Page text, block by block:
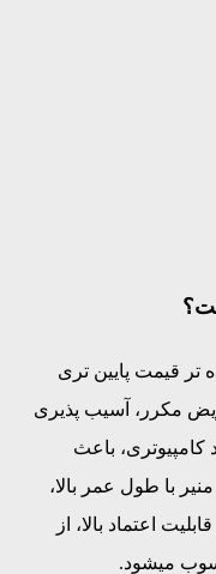
قیمت پایین ‌تری
مکرر، آسیب ‌پذیری
کامپیوتری، باعث
با طول عمر بالا،
اعتماد بالا، از
میشود.